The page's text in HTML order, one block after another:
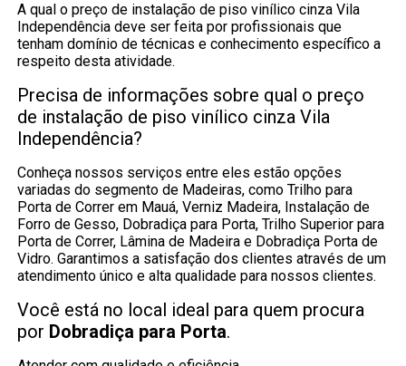
A qual o preço de instalação de piso vinílico cinza Vila
Independência deve ser feita por profissionais que
tenham domínio de técnicas e conhecimento específico a
respeito desta atividade.
Precisa de informações sobre qual o preço
de instalação de piso vinílico cinza Vila
Independência?
Conheça nossos serviços entre eles estão opções
variadas do segmento de Madeiras, como Trilho para
Porta de Correr em Mauá, Verniz Madeira, Instalação de
Forro de Gesso, Dobradiça para Porta, Trilho Superior para
Porta de Correr, Lâmina de Madeira e Dobradiça Porta de
Vidro. Garantimos a satisfação dos clientes através de um
atendimento único e alta qualidade para nossos clientes.
Você está no local ideal para quem procura
por Dobradiça para Porta.